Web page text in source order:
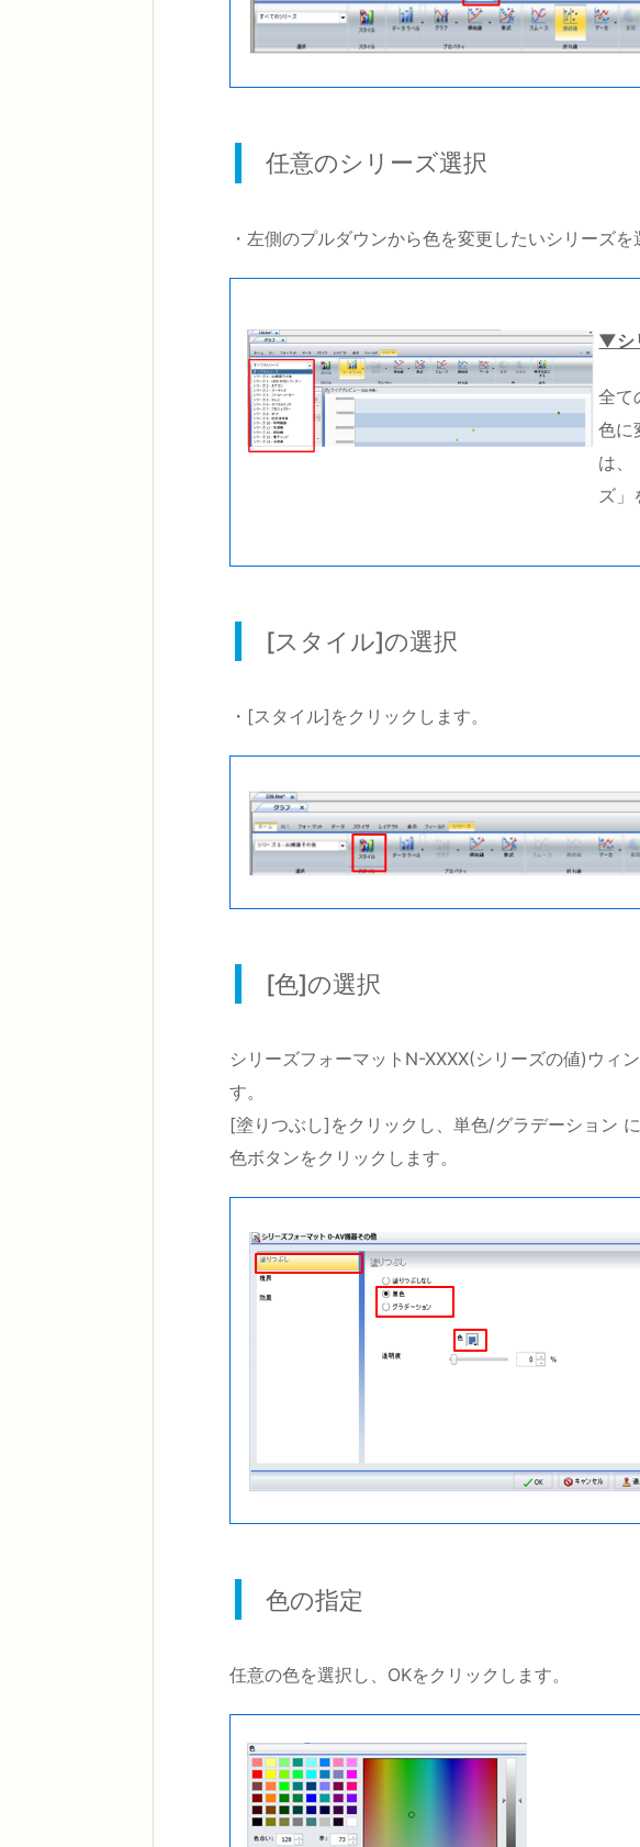
任意のシリーズ選択
・左側のプルダウンから色を変更したいシリーズを
▼シ
全て
色に
は、
ズ」
[スタイル]の選択
・[スタイル]をクリックします。
[色]の選択
シリーズフォーマットN-XXXX(シリーズの値)ウィ
す。
[塗りつぶし]をクリックし、単色/グラデーション に
色ボタンをクリックします。
色の指定
任意の色を選択し、OKをクリックします。